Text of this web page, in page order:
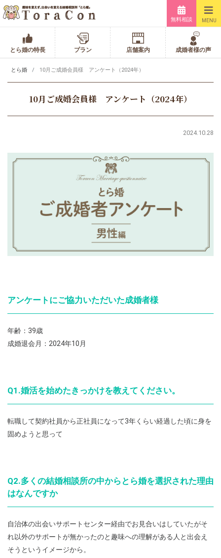
無料相談 MENU
とら婚の特長 プラン 店舗案内 成婚者様の声
とら婚 10月ご成婚会員様 アンケート（2024年）
10月ご成婚会員様 アンケート（2024年）
2024.10.28
アンケートにご協力いただいた成婚者様
年齢：39歳
成婚退会月：2024年10月
Q1.婚活を始めたきっかけを教えてください。
転職して契約社員から正社員になって3年くらい経過した頃に身を
固めようと思って
Q2.多くの結婚相談所の中からとら婚を選択された理由
はなんですか
自治体の出会いサポートセンター経由でお見合いはしていたがそ
れ以外のサポートが無かったのと趣味への理解がある人と出会え
そうというイメージから。